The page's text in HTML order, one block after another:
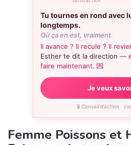
Tu tournes en rond avec
longtemps.
Où ça en est, vraiment.
Il avance ? Il recule ? Il
Esther te dit la direction —
faire maintenant. 💌
Je veux
🔒 Conseil d’action ·
Femme Poissons et